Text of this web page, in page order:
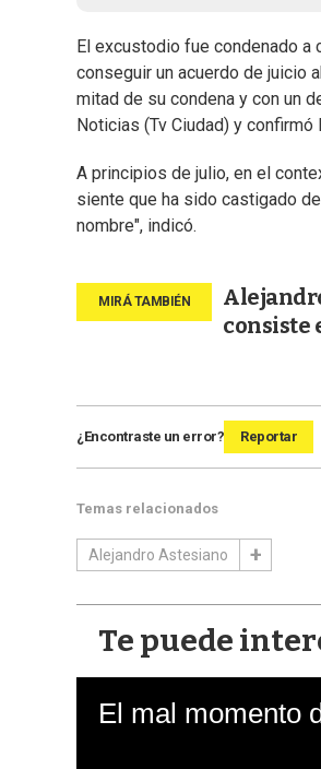
El excustodio fue condenado a
conseguir un acuerdo de juicio
mitad de su condena y con un
Noticias (Tv Ciudad) y
A principios de julio, en el
siente que ha sido castigado
nombre", indicó.
consiste
¿Encontraste un error? Reportar
Temas relacionados
Alejandro Astesiano
Te puede